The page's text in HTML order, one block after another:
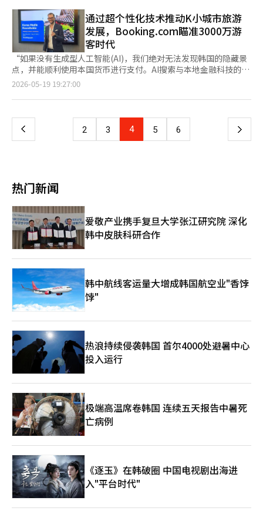
性的核心技术。随着电动车火灾和电池安全性问题成为市场主要变
量，全球整车制造商也在加强相关技术的开发。 现代汽车与起亚
相关人士表示：“我们专注于为研究人员创造一个自由提出创意并
将其转化为实际技术的环境，计划持续推进未来出行市场的核心技
术和全球知识产权的获取。”※ 本报道经人工智能（AI）系统翻译
与编辑。
部分方便面及零食产品出厂价。业内指出，在成本压力仍然较大的
情况下，企业盈利能力面临进一步挑战。
行列。” 该媒体还指出，“国宾晚宴上有福耀玻璃、工商银行、
中金公司、国航、小米等企业负责人出席，这些企业代表了金融、
制造、航空、技术等核心产业，展示了中国参与全球合作与竞争的
能力。” 媒体特别强调，企业家受邀参加中国的国宾晚宴，象征
着中国仍然重视开放与合作，显示小米正逐渐成为中国技术企业走
向世界的代表性案例。 “海外高层人士访问小米，以及小米被邀
请参加重要外交活动，正是因为他们亲眼见证了小米的技术实力、
全球市场影响力和成熟的国际化能力。” 牛弹琴还指出，“能否
成为百年企业，取决于技术创新的积累、发展战略以及企业家的耐
米创新与发展潜力的关注，也对其专注研发的企业家精神给予认可
与鼓励。 特别是雷军董事长被评价为：“尽管在商业上已取得成
功，但他并未止步，而是不断挑战新的产业领域，如软件、智能手
国技术企业共同面临的课题。” 由于中国官方媒体报道往往反映
新与全球竞争力的“国家级技术企业”。 事实上，中国官方媒体
对小米的高度评价并非首次。中国共产党机关报《人民日报》去年
12月在头版文章中介绍小米为“展示中国制造业高端化转型成果的
代表案例”。中国中央电视台也在今年初称小米为“中国智能制造
报道经人工智能（AI）系统翻译与编辑。
的核心能力，以抢占国内外水务市场的实际商机。双方计划开发结
合三星E&A技术与K-water运营经验的最佳商业模式，并正式启动
此前讨论的国内外水务项目的共同开发。 签署备忘录后，双方将
推进以下计划：利用各自的技术和网络开发水务相关业务及信息共
享；共同开发和运营国内水处理及再利用项目；发掘海外水务项目
的机会、商业化及共同运营等。双方还将通过“定期协商机制”协
调当前推进的国内外水务项目的方向，并建立“团队合作”应对机
制，努力发掘新的全球项目。 南宫洪社长表示：“与拥有世界级
运营管理经验的K-water合作，将成为水务业务拓展的理想模式。
外，三星E&A作为环保未来增长动力的一部分，正在加速水务业务
的扩展，积极进军全球水处理市场。基于先进的水处理技术，三星
保水处理领域拓展业务，致力于在碳中和时代加强高附加值的环保
通过超个性化技术推动K小城市旅游
发展，Booking.com瞄准3000万游
客时代
“如果没有生成型人工智能(AI)，我们绝对无法发现韩国的隐藏景
点，并能顺利使用本国货币进行支付。AI搜索与本地金融科技的结
合，将打破外国游客面临的障碍，成为吸引他们前往小城市的最强
（The Era of YOU）”技术为武器，致力于推动韩国地方旅游的全
到全国，从而实质性地促进地方经济的复苏。尤其是在文化体育观
光部推动“旅游振兴法”修订等地区均衡发展政策的背景下，
范式转变及韩国市场的潜力。他于2007年加入Booking.com，历
经18年在全球各地工作，近7年来专注于亚洲市场。他表示：“我
们将通过超个性化技术，扩展韩国旅游的吸引力至全国范围。”
疫情后，全球旅游业迎来了前所未有的繁荣。根据Booking
Holdings今年第一季度的业绩，住宿预订天数同比增长6%，达3
亿3800万晚。同期，总预订交易额增长15%，达到538亿美元，季
度收入增长16%，达55亿美元，显示出强劲的增长势头。支持40
多种语言并拥有近2900万家住宿设施的基础设施，为
Booking.com的成长提供了坚实的后盾。 ◆ 超个性化成为K小城
市旅游的通行证……“AI帮助避免拥挤” 韩国市场在今年5月至8
月期间，亚洲游客搜索量排名第三，显示出强劲的入境需求。
Booking.com将这一需求分散至全国，积极推动“地方小城市旅
游”的发展。由于追随K文化的个体游客（82.9%）已完全主导了
地”，以避开热门景点的人潮。 超个性化技术是帮助游客前往小
城市时克服物理和心理障碍的重要因素。通过自然语言处理的AI搜
索网络，能够找到小城市的景点，并结合Naver Pay、Kakao Pay
等全球游客可以使用本国货币顺利支付的无缝基础设施，形成了良
好的协同效应。例如，巴西或美国的游客在预订庆州的小型韩屋
时，不会遇到任何兑换或拒绝支付的麻烦。今年第一季度，
Booking Holdings的支付平台增长率同比激增24%，而在平台内
处理的总预订交易额占72%。 实际上，基于客户数据的“2026年
韩国最受欢迎的城市”排名中，庆州位列第一，紧随其后的是全
州、瑞士坡和束草，证明了地方旅游的热潮。最近，拥有较高可支
配收入的活跃老年群体和多代家庭游客的7天以上长住需求也出现
了两位数的增长，这为地方小城市旅游的复兴带来了积极信号。
◆ 全球最高水平的技术接受度……压倒性的“连接旅行” 盖雷罗
总监指出，2026年旅游趋势的核心是“高价值旅游”和“超个性
化体验”，这与韩国市场的高创新技术接受度密切相关。
Booking.com的数据显示，69%的韩国游客在旅行中使用了AI，
2026-05-19 19:27:00
上
页
2 3 4 5 6 下
热门新闻
爱敬产业携手复旦大学张江研究院 深化
韩中皮肤科研合作
韩中航线客运量大增成韩国航空业"香饽
饽"
热浪持续侵袭韩国 首尔4000处避暑中心
投入运行
极端高温席卷韩国 连续五天报告中暑死
亡病例
《逐玉》在韩破圈 中国电视剧出海进
入"平台时代"